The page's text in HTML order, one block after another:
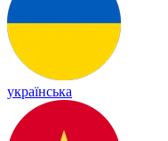
українська